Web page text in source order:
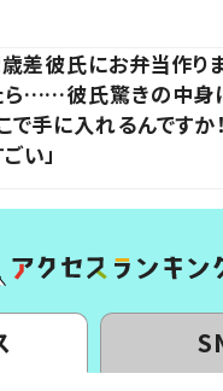
歳差彼氏にお弁当作り
ら……彼氏驚きの中身
で手に入れるんですか
い」